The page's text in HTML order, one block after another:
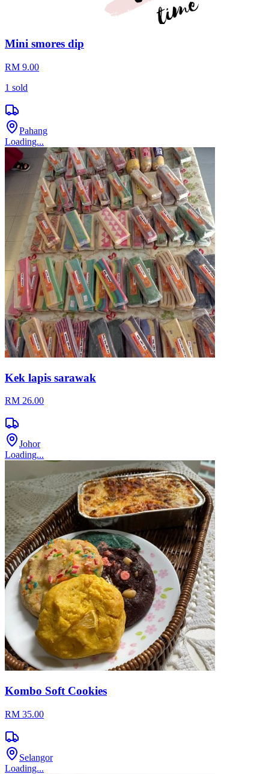
Mini smores dip
RM 9.00
1 sold
Pahang
Loading...
Kek lapis sarawak
RM 26.00
Johor
Loading...
Kombo Soft Cookies
RM 35.00
Selangor
Loading...